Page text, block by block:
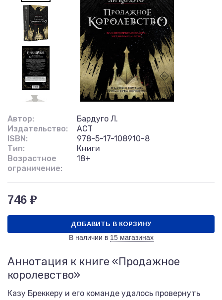
Автор:
Бардуго Л.
Издательство:
АСТ
ISBN:
978-5-17-108910-8
Тип:
Книги
Возрастное
ограничение:
18+
746 ₽
ДОБАВИТЬ В КОРЗИНУ
В наличии в 15 магазинах
Аннотация к книге «Продажное
королевство»
Казу Бреккеру и его команде удалось провернуть